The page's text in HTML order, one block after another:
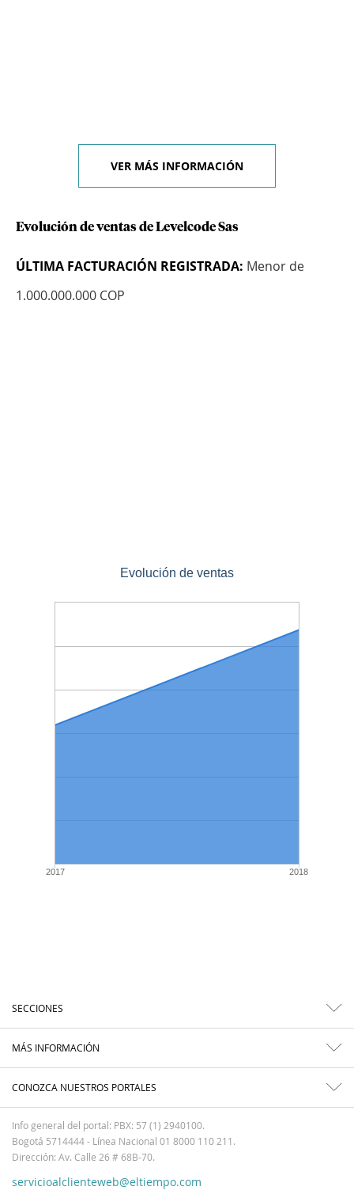
VER MÁS INFORMACIÓN
Evolución de ventas de Levelcode Sas
ÚLTIMA FACTURACIÓN REGISTRADA: Menor de
1.000.000.000 COP
Evolución de ventas
2017 2018
SECCIONES
MÁS INFORMACIÓN
CONOZCA NUESTROS PORTALES
Info general del portal: PBX: 57 (1) 2940100.
Bogotá 5714444 - Línea Nacional 01 8000 110 211.
Dirección: Av. Calle 26 # 68B-70.
servicioalclienteweb@eltiempo.com